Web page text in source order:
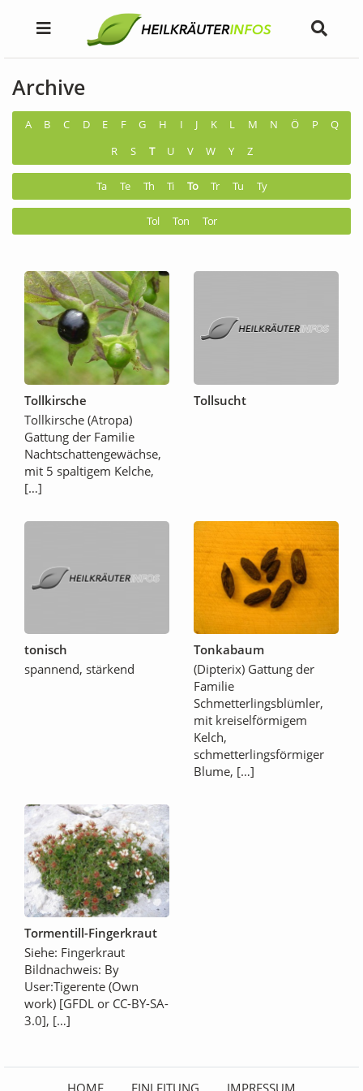
Archive
A B C D E F G H I J K L M N Ö P
Q
R
S T U V W Y Z
Ta Te Th Ti To Tr Tu Ty
Tol Ton Tor
Tollkirsche
Tollkirsche (Atropa)
Gattung der Familie
Nachtschattengewächse,
mit 5 spaltigem Kelche,
[…]
Tollsucht
tonisch
spannend, stärkend
Tonkabaum
(Dipterix) Gattung der
Familie
Schmetterlingsblümler,
mit kreiselförmigem
Kelch,
schmetterlingsförmiger
Blume, […]
Tormentill-Fingerkraut
Siehe: Fingerkraut
Bildnachweis: By
User:Tigerente (Own
work) [GFDL or CC-BY-SA-
3.0], […]
HOME EINLEITUNG IMPRESSUM